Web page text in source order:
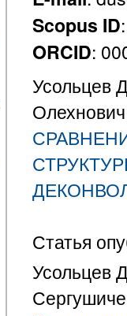
Scopus ID
ORCID:
Усольцев
Статья
Усольцев